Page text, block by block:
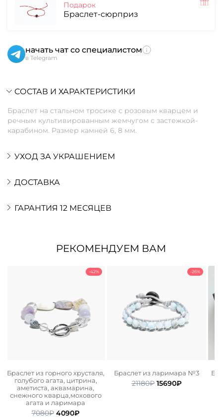
Подарок
Браслет-сюрприз
начать чат со специалистом
в Telegram
СОСТАВ И ХАРАКТЕРИСТИКИ
Браслет на стальном тросике с розовым кварцем и
речным культивированным жемчугом с застежкой-
карабином. Размер камней 6, 8 мм.
УХОД ЗА УКРАШЕНИЕМ
ДОСТАВКА
ГАРАНТИЯ 12 МЕСЯЦЕВ
РЕКОМЕНДУЕМ ВАМ
-42%
Браслет из горного хрусталя,
голубого агата, цитрина,
аметиста, аквамарина,
снежного кварца,мохового
агата и ларимара
7080₽ Первоначальная
4090₽Текущая
-26%
Браслет из ларимара №3
21180₽ Первоначальная
15690₽Текущая